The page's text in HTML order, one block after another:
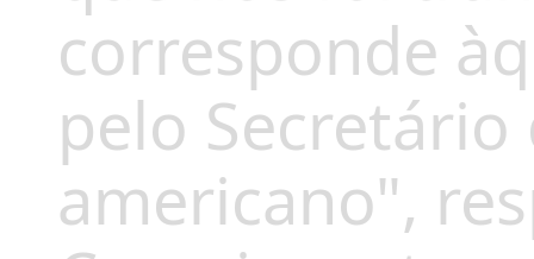
corresponde
pelo
americano",